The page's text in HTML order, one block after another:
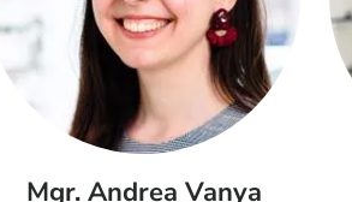
Mgr. Andrea Vanya